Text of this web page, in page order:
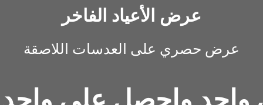
عرض الأعياد الفاخر
عرض حصري على العدسات اللاصقة